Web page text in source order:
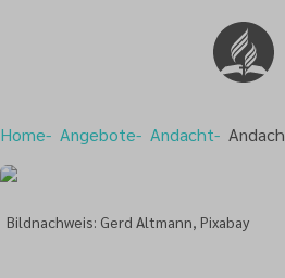
Home Angebote Andacht
Bildnachweis: Gerd Altmann, Pixabay